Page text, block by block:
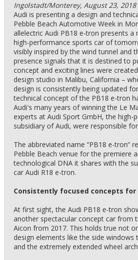
Ingolstadt/Monterey, August 23, 2018
Audi is presenting a design and
Pebble Beach Automotive Week in
allelectric Audi PB18 e-tron presents a
high-performance sports car of
visibly inspired by the wind tunnel and
presence signals that it is destined to
concept and exciting lines were
design studio in Malibu, California –
design is consistently being updated
technical concept of the PB18 e-tron
Audi's many years of winning the Le
experts at Audi Sport GmbH, the high-
subsidiary of Audi, were responsible
The abbreviated name “PB18 e-tron”
Pebble Beach venue for the premiere
technological DNA it shares with the
car Audi R18 e-tron.
Consistently focused concepts for
At first sight, the Audi PB18 e-tron
another spectacular concept car from
Aicon from 2017. This holds true not
design elements like the side windows
and the extremely extended wheel